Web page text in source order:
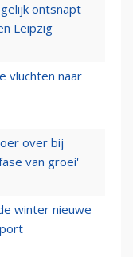
ontsnapt
Leipzig
vluchten naar
over bij
van groei'
winter nieuwe